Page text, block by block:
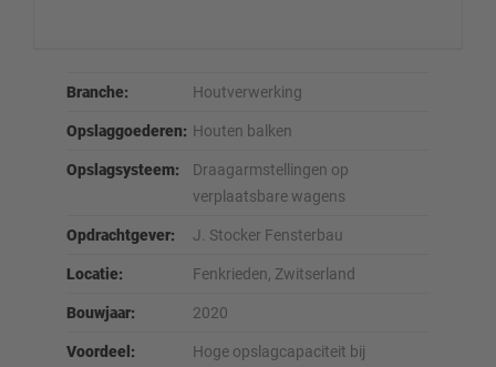
Branche: Houtverwerking
Opslaggoederen: Houten balken
Opslagsysteem:
Draagarmstellingen op
verplaatsbare wagens
Opdrachtgever: J. Stocker Fensterbau
Locatie: Fenkrieden, Zwitserland
Bouwjaar: 2020
Voordeel:
Hoge opslagcapaciteit bij